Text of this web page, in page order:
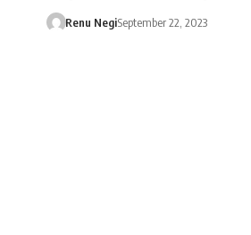
Renu NegiSeptember 22, 2023